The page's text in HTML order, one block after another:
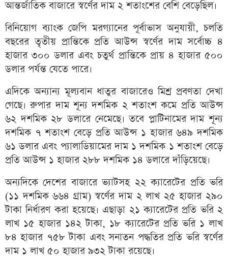
আন্তর্জাতিক বাজারে স্বর্ণের দাম ২ শতাংশের বেশি বেড়েছিল।
বিনিয়োগ ব্যাংক জেপি মরগ্যানের পূর্বাভাস অনুযায়ী, চলতি
বছরের তৃতীয় প্রান্তিকে প্রতি আউন্স স্বর্ণের দাম সর্বোচ্চ ৪
হাজার ৩০০ ডলার এবং চতুর্থ প্রান্তিকে প্রায় ৪ হাজার ৫০০
ডলার পর্যন্ত যেতে পারে।
এদিকে অন্যান্য মূল্যবান ধাতুর বাজারেও মিশ্র প্রবণতা দেখা
গেছে। রুপার দাম শূন্য দশমিক ২ শতাংশ কমে প্রতি আউন্স
৬২ দশমিক ২৮ ডলারে নেমেছে। তবে প্লাটিনামের দাম শূন্য
দশমিক ৭ শতাংশ বেড়ে প্রতি আউন্স ১ হাজার ৬৪৯ দশমিক
৬১ ডলার এবং প্যালাডিয়ামের দাম ১ দশমিক ১ শতাংশ বেড়ে
প্রতি আউন্স ১ হাজার ২৮৮ দশমিক ১৪ ডলারে দাঁড়িয়েছে।
অন্যদিকে দেশের বাজারে ভ্যাটসহ ২২ ক্যারেটের প্রতি ভরি
(১১ দশমিক ৬৬৪ গ্রাম) স্বর্ণের দাম ২ লাখ ২৫ হাজার ২৯০
টাকা নির্ধারণ করা হয়েছে। এছাড়া ২১ ক্যারেটের প্রতি ভরি ২
লাখ ১৫ হাজার ১৪২ টাকা, ১৮ ক্যারেটের প্রতি ভরি ১ লাখ
৮৪ হাজার ৭৫৮ টাকা এবং সনাতন পদ্ধতির প্রতি ভরি স্বর্ণের
দাম ১ লাখ ৫০ হাজার ৯৩২ টাকা রয়েছে।